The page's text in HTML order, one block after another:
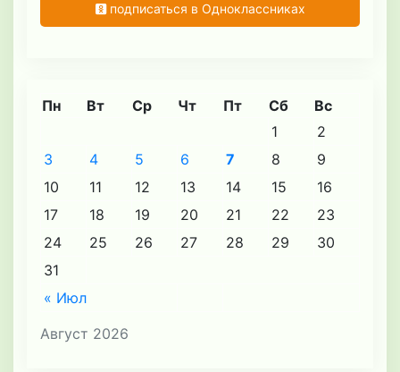
подписаться в Одноклассниках
Август 2026
Пн Вт Ср Чт Пт Сб Вс
« Июл
1
2
3
4 5 6 7 8
9
10
11 12 13 14 15
16
17
18 19 20 21 22
23
24
25 26 27 28 29
30
31